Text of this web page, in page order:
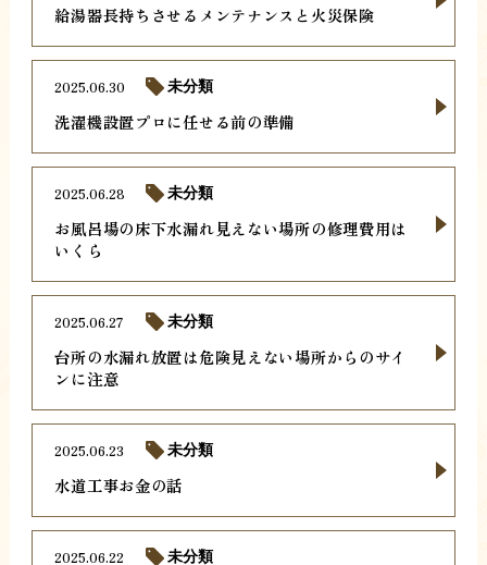
給湯器長持ちさせるメンテナンスと火災保険
洗濯機設置プロに任せる前の準備
2025.06.30 未分類
お風呂場の床下水漏れ見えない場所の修理費用は
いくら
2025.06.28 未分類
台所の水漏れ放置は危険見えない場所からのサイ
ンに注意
2025.06.27 未分類
水道工事お金の話
2025.06.23 未分類
2025.06.22 未分類